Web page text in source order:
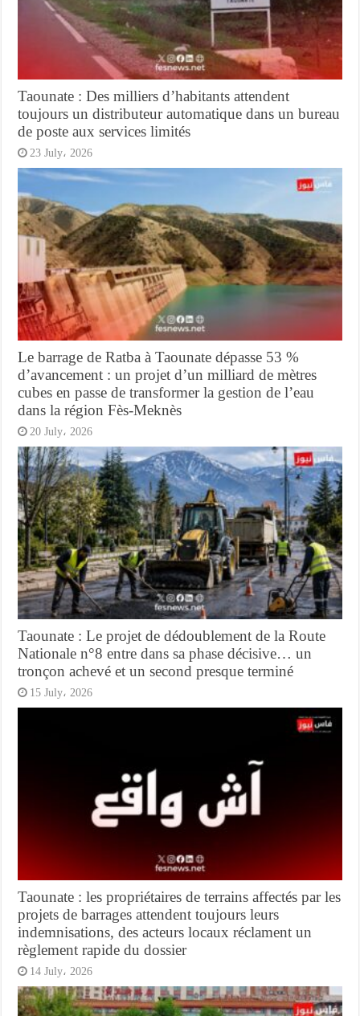
Taounate : Des milliers d’habitants attendent
toujours un distributeur automatique dans un bureau
de poste aux services limités
23 July، 2026
Le barrage de Ratba à Taounate dépasse 53 %
d’avancement : un projet d’un milliard de mètres
cubes en passe de transformer la gestion de l’eau
dans la région Fès-Meknès
20 July، 2026
Taounate : Le projet de dédoublement de la Route
Nationale n°8 entre dans sa phase décisive… un
tronçon achevé et un second presque terminé
15 July، 2026
Taounate : les propriétaires de terrains affectés par les
projets de barrages attendent toujours leurs
indemnisations, des acteurs locaux réclament un
règlement rapide du dossier
14 July، 2026